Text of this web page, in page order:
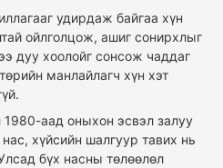
удирдаж байгаа хүн
ойлголцож, ашиг сонирхлыг
дуу хоолойг сонсож чаддаг
манлайлагч хүн хэт
аад оныхон эсвэл залуу
хүйсийн шалгуур тавих нь
бүх насны төлөөлөл